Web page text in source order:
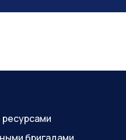
бригадами